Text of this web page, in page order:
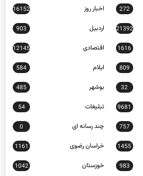
272 اخبار روز 16152
21392 اردبیل 903
1616 اقتصادی 12145
809 ایلام 584
32 بوشهر 485
9681 تبلیغات 54
757 چند رسانه ای 0
1455 خراسان رضوی 1161
983 خوزستان 1042